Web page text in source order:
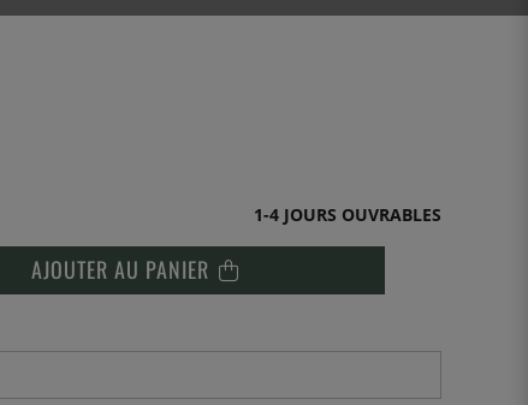
1-4 JOURS OUVRABLES
AJOUTER AU PANIER